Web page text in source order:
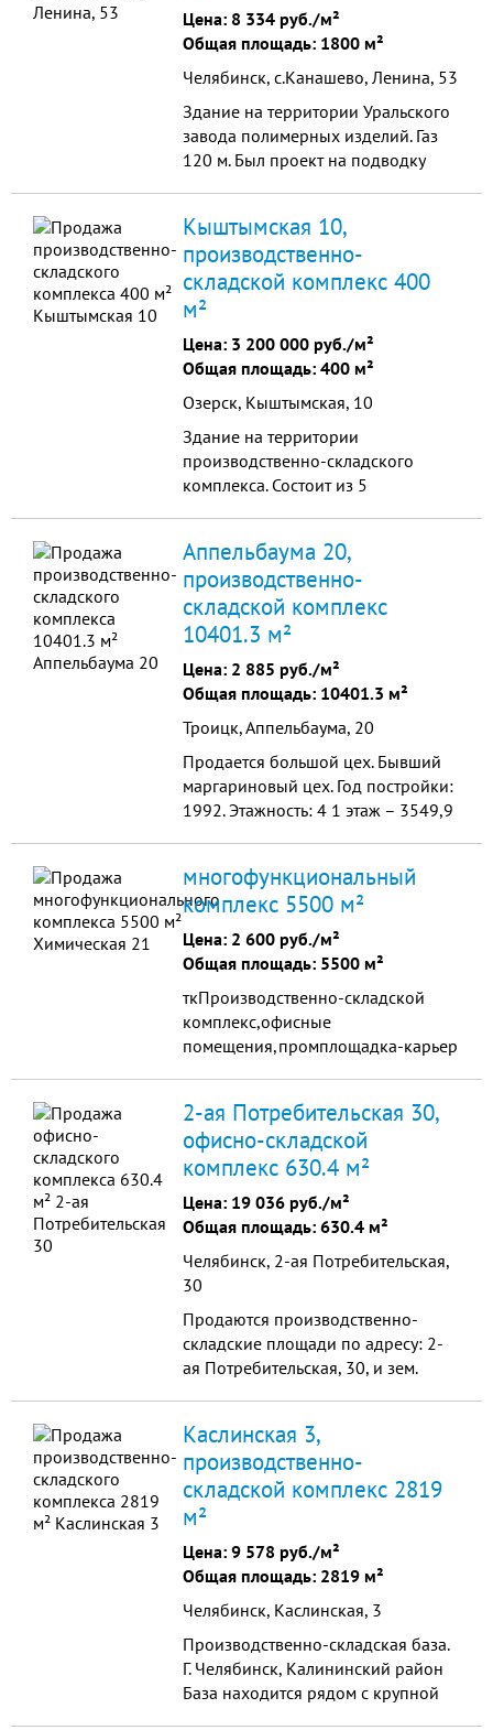
Цена: 8 334 руб./м²
Общая площадь: 1800 м²
Челябинск, с.Канашево, Ленина, 53
Здание на территории Уральского
завода полимерных изделий. Газ
120 м. Был проект на подводку
все восстановить. Скважина.
Кыштымская 10,
производственно-
складской комплекс 400
м²
Цена: 3 200 000 руб./м²
Общая площадь: 400 м²
Озерск, Кыштымская, 10
Здание на территории
производственно-складского
комплекса. Состоит из 5
Удобное расположение в черте
города.
Аппельбаума 20,
производственно-
складской комплекс
10401.3 м²
Цена: 2 885 руб./м²
Общая площадь: 10401.3 м²
Троицк, Аппельбаума, 20
Продается большой цех. Бывший
маргариновый цех. Год постройки:
1992. Этажность: 4 1 этаж – 3549,9
Материал: ж/б плиты/панели.
многофункциональный
комплекс 5500 м²
Цена: 2 600 руб./м²
Общая площадь: 5500 м²
ткПроизводственно-складской
комплекс,офисные
помещения,промплощадка-карьер
другого,находится в 100км. от
г.Челябинска.Вся территория 2,5га.
2-ая Потребительская 30,
офисно-складской
комплекс 630.4 м²
Цена: 19 036 руб./м²
Общая площадь: 630.4 м²
Челябинск, 2-ая Потребительская,
30
Продаются производственно-
складские площади по адресу: 2-
ая Потребительская, 30, и зем.
Нежилое (пристроенное) зда
Каслинская 3,
производственно-
складской комплекс 2819
м²
Цена: 9 578 руб./м²
Общая площадь: 2819 м²
Челябинск, Каслинская, 3
Производственно-складская база.
Г. Челябинск, Калининский район
База находится рядом с крупной